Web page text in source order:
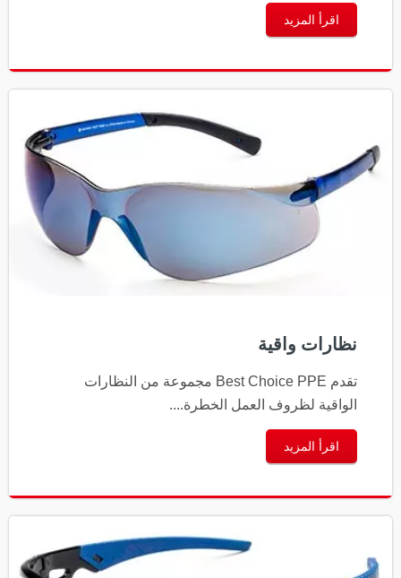
اقرأ المزيد
نظارات واقية
تقدم Best Choice PPE مجموعة من النظارات
الواقية لظروف العمل الخطرة....
اقرأ المزيد